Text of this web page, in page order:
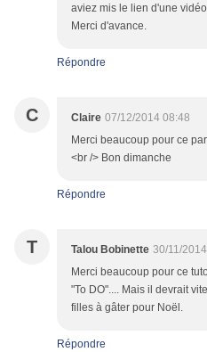
aviez mis le lien d'une
Merci d'avance.
Répondre
C Claire 07/12/2014 08:48
Merci beaucoup pour ce
<br /> Bon dimanche
Répondre
T Talou Bobinette 30/11/
Merci beaucoup pour ce
"To DO".... Mais il devrait
filles à gâter pour Noël.
Répondre